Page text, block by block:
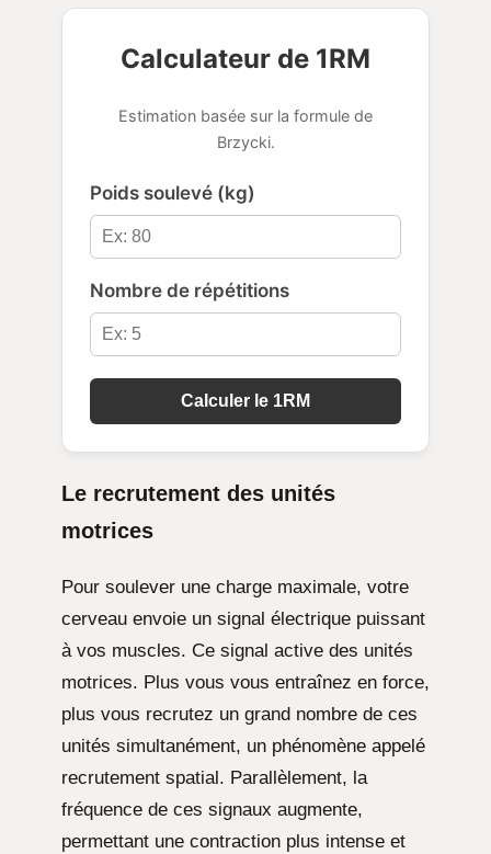
Calculateur de 1RM
Estimation basée sur la formule de
Brzycki.
Poids soulevé (kg)
Nombre de répétitions
Calculer le 1RM
Le recrutement des unités
motrices
Pour soulever une charge maximale, votre
cerveau envoie un signal électrique puissant
à vos muscles. Ce signal active des unités
motrices. Plus vous vous entraînez en force,
plus vous recrutez un grand nombre de ces
unités simultanément, un phénomène appelé
recrutement spatial. Parallèlement, la
fréquence de ces signaux augmente,
permettant une contraction plus intense et